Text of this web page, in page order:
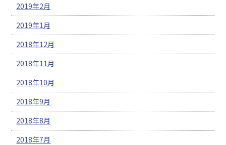
2019年2月
2019年1月
2018年12月
2018年11月
2018年10月
2018年9月
2018年8月
2018年7月